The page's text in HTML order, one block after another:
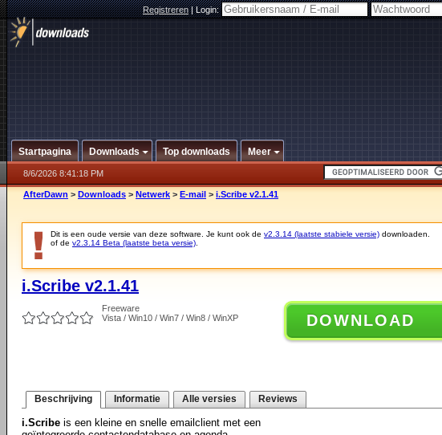
Registreren|Login:
Startpagina Downloads Top downloads Meer
8/6/2026 8:41:18 PM
AfterDawn > Downloads > Netwerk > E-mail > i.Scribe v2.1.41
Dit is een oude versie van deze software. Je kunt ook de v2.3.14 (laatste stabiele versie) downloaden.
of de v2.3.14 Beta (laatste beta versie)
i.Scribe v2.1.41
Freeware
Vista / Win10 / Win7 / Win8 / WinXP
DOWNLOAD
Beschrijving Informatie Alle versies Reviews
i.Scribe is een kleine en snelle emailclient met een